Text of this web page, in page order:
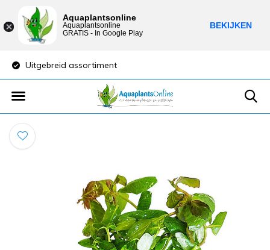
Uitgebreid assortiment
Aquaplantsonline
Aquaplantsonline
GRATIS - In Google Play
BEKIJKEN